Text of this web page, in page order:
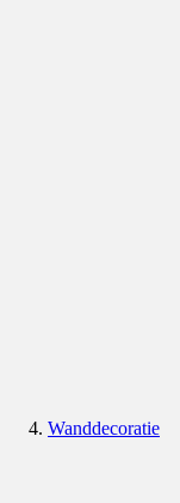
Wanddecoratie